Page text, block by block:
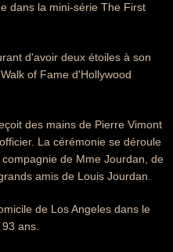
dans la mini-série The First
d'avoir deux étoiles à son
of Fame d'Hollywood
des mains de Pierre Vimont
La cérémonie se déroule
de Mme Jourdan, de
amis de Louis Jourdan.
de Los Angeles dans le
ans.